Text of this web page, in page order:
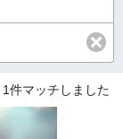
1件マッチしました